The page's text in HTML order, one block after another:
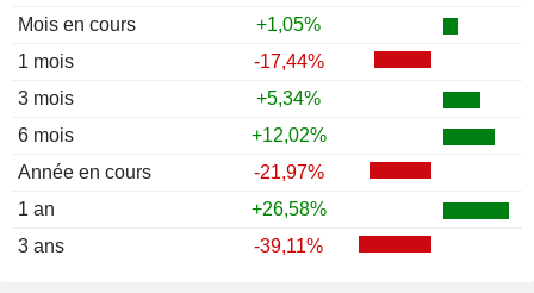
Mois en cours
+1,05%
1 mois
-17,44%
3 mois
+5,34%
6 mois
+12,02%
Année en cours
-21,97%
1 an
+26,58%
3 ans
-39,11%